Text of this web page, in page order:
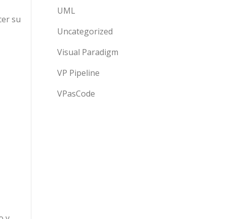
su
UML
Uncategorized
Visual Paradigm
VP Pipeline
VPasCode